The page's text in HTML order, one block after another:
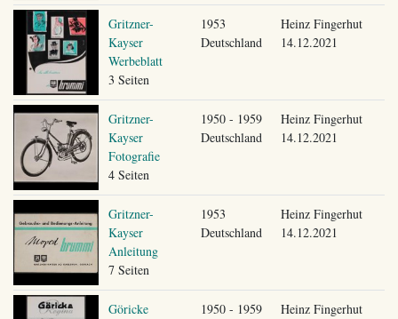
Gritzner-
Kayser
Werbeblatt
3 Seiten
1953
Deutschland
Heinz Fingerhut
14.12.2021
Gritzner-
Kayser
Fotografie
4 Seiten
1950 - 1959
Deutschland
Heinz Fingerhut
14.12.2021
Gritzner-
Kayser
Anleitung
7 Seiten
1953
Deutschland
Heinz Fingerhut
14.12.2021
Göricke
1950 - 1959
Heinz Fingerhut